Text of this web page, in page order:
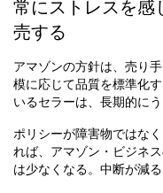
常にストレスを感
売する
アマゾンの方針は、売り
模に応じて品質を標準化
いるセラーは、長期的に
ポリシーが障害物ではな
れば、アマゾン・ビジネ
は少なくなる。中断が減